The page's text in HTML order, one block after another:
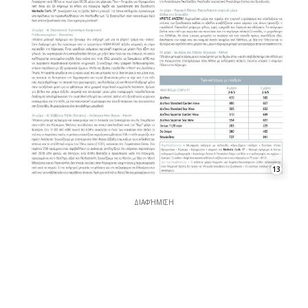
13
ΔΙΑΦΉΜΙΣΗ